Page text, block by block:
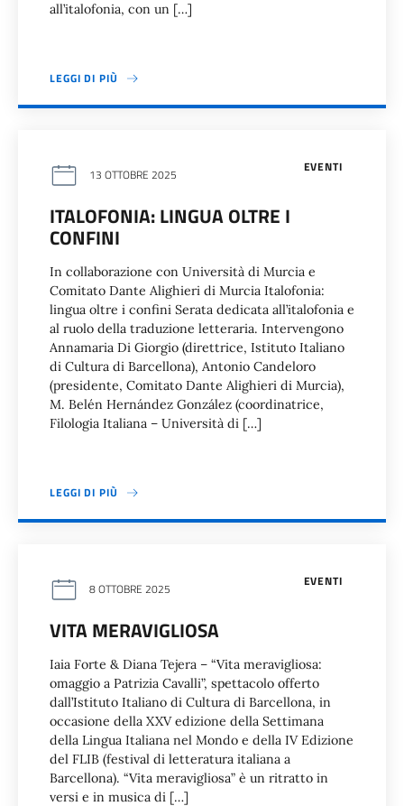
all’italofonia, con un […]
LEGGI DI PIÙ
EVENTI
13 OTTOBRE 2025
ITALOFONIA: LINGUA OLTRE I
CONFINI
In collaborazione con Università di Murcia e
Comitato Dante Alighieri di Murcia Italofonia:
lingua oltre i confini Serata dedicata all’italofonia e
al ruolo della traduzione letteraria. Intervengono
Annamaria Di Giorgio (direttrice, Istituto Italiano
di Cultura di Barcellona), Antonio Candeloro
(presidente, Comitato Dante Alighieri di Murcia),
M. Belén Hernández González (coordinatrice,
Filologia Italiana – Università di […]
LEGGI DI PIÙ
EVENTI
8 OTTOBRE 2025
VITA MERAVIGLIOSA
Iaia Forte & Diana Tejera – “Vita meravigliosa:
omaggio a Patrizia Cavalli”, spettacolo offerto
dall’Istituto Italiano di Cultura di Barcellona, in
occasione della XXV edizione della Settimana
della Lingua Italiana nel Mondo e della IV Edizione
del FLIB (festival di letteratura italiana a
Barcellona). “Vita meravigliosa” è un ritratto in
versi e in musica di […]